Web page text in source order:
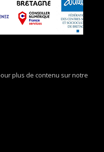
plus de contenu sur notre